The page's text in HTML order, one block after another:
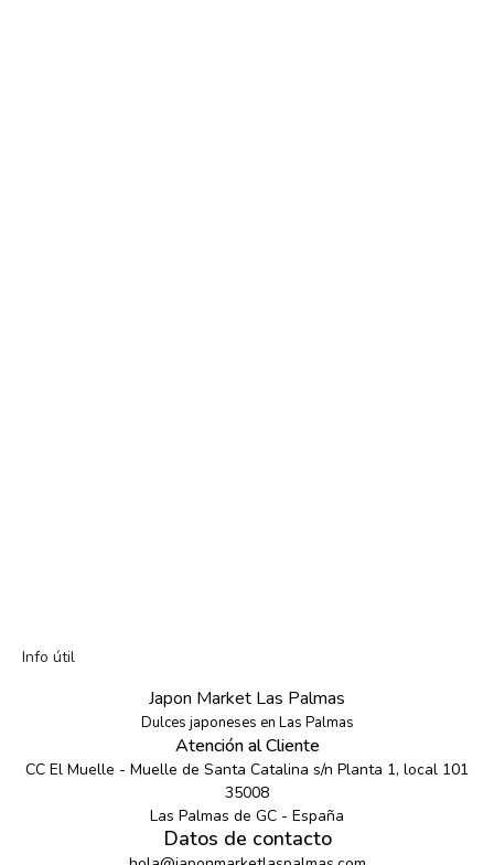
Info útil
Japon Market Las Palmas
Dulces japoneses en Las Palmas
Atención al Cliente
CC El Muelle - Muelle de Santa Catalina s/n Planta 1, local 101
35008
Las Palmas de GC - España
Datos de contacto